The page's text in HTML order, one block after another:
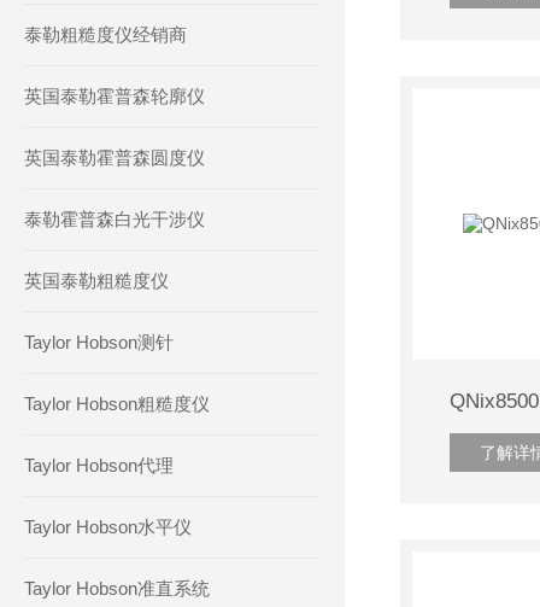
泰勒粗糙度仪经销商
英国泰勒霍普森轮廓仪
英国泰勒霍普森圆度仪
泰勒霍普森白光干涉仪
英国泰勒粗糙度仪
Taylor Hobson测针
Taylor Hobson粗糙度仪
Taylor Hobson代理
Taylor Hobson水平仪
Taylor Hobson准直系统
了解详